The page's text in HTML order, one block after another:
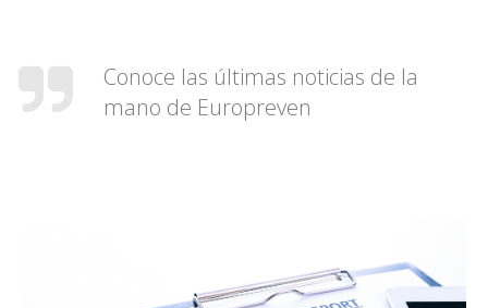
Conoce las últimas noticias de la
mano de Europreven